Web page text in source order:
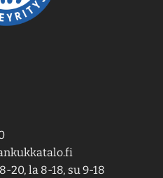
20, la 8-18, su 9-18